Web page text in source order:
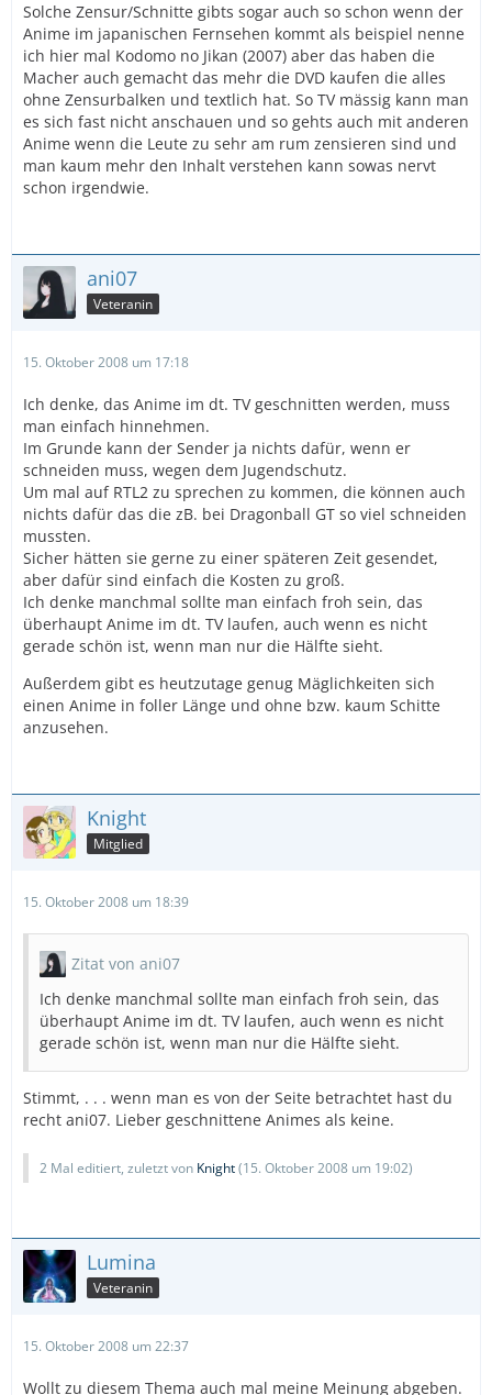
Solche Zensur/Schnitte gibts sogar auch so schon wenn der
Anime im japanischen Fernsehen kommt als beispiel nenne
ich hier mal Kodomo no Jikan (2007) aber das haben die
Macher auch gemacht das mehr die DVD kaufen die alles
ohne Zensurbalken und textlich hat. So TV mässig kann man
es sich fast nicht anschauen und so gehts auch mit anderen
Anime wenn die Leute zu sehr am rum zensieren sind und
man kaum mehr den Inhalt verstehen kann sowas nervt
schon irgendwie.
ani07
Veteranin
15. Oktober 2008 um 17:18
Ich denke, das Anime im dt. TV geschnitten werden, muss
man einfach hinnehmen.
Im Grunde kann der Sender ja nichts dafür, wenn er
schneiden muss, wegen dem Jugendschutz.
Um mal auf RTL2 zu sprechen zu kommen, die können auch
nichts dafür das die zB. bei Dragonball GT so viel schneiden
mussten.
Sicher hätten sie gerne zu einer späteren Zeit gesendet,
aber dafür sind einfach die Kosten zu groß.
Ich denke manchmal sollte man einfach froh sein, das
überhaupt Anime im dt. TV laufen, auch wenn es nicht
gerade schön ist, wenn man nur die Hälfte sieht.
Außerdem gibt es heutzutage genug Mäglichkeiten sich
einen Anime in foller Länge und ohne bzw. kaum Schitte
anzusehen.
Knight
Mitglied
15. Oktober 2008 um 18:39
Zitat von ani07
Ich denke manchmal sollte man einfach froh sein, das
überhaupt Anime im dt. TV laufen, auch wenn es nicht
gerade schön ist, wenn man nur die Hälfte sieht.
Stimmt, . . . wenn man es von der Seite betrachtet hast du
recht ani07. Lieber geschnittene Animes als keine.
2 Mal editiert, zuletzt von Knight(15. Oktober 2008 um 19:02)
Lumina
Veteranin
15. Oktober 2008 um 22:37
Wollt zu diesem Thema auch mal meine Meinung abgeben.